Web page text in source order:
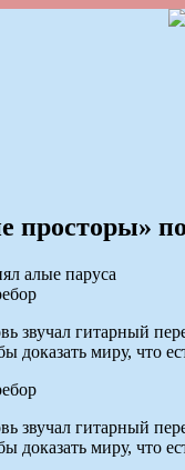
просторы»
гитарный
миру, что
гитарный
миру, что